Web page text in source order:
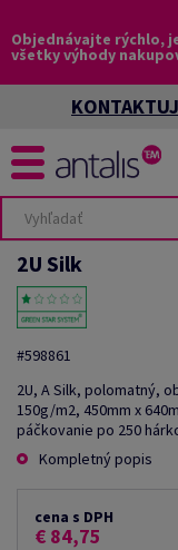
Objednávajte rýchlo,
všetky výhody
2U Silk
#598861
2U, A Silk, polomatný,
150g/m2, 450mm x
páčkovanie po 250
Kompletný popis
cena s DPH
€ 84,75